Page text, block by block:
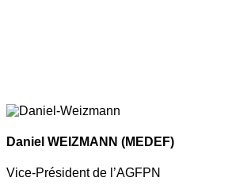
Daniel WEIZMANN (MEDEF)
Vice-Président de l’AGFPN